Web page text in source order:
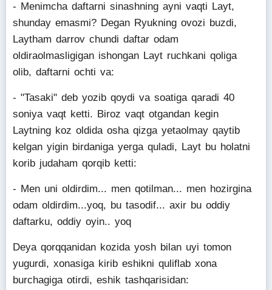
- Menimcha daftarni sinashning ayni vaqti Layt,
shunday emasmi? Degan Ryukning ovozi buzdi,
Laytham darrov chundi daftar odam
oldiraolmasligigan ishongan Layt ruchkani qoliga
olib, daftarni ochti va:
- "Tasaki" deb yozib qoydi va soatiga qaradi 40
soniya vaqt ketti. Biroz vaqt otgandan kegin
Laytning koz oldida osha qizga yetaolmay qaytib
kelgan yigin birdaniga yerga quladi, Layt bu holatni
korib judaham qorqib ketti:
- Men uni oldirdim... men qotilman... men hozirgina
odam oldirdim...yoq, bu tasodif... axir bu oddiy
daftarku, oddiy oyin.. yoq
Deya qorqqanidan kozida yosh bilan uyi tomon
yugurdi, xonasiga kirib eshikni quliflab xona
burchagiga otirdi, eshik tashqarisidan: